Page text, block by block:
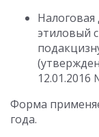
этиловый
Форма
года.